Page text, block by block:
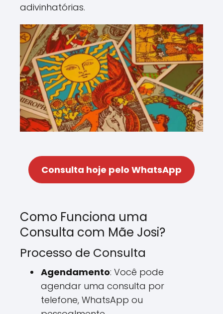
adivinhatórias.
Consulta hoje pelo WhatsApp
Como Funciona uma
Consulta com Mãe Josi?
Processo de Consulta
Agendamento: Você pode
agendar uma consulta por
telefone, WhatsApp ou